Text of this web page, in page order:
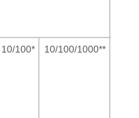
10/100* 10/100/1000**